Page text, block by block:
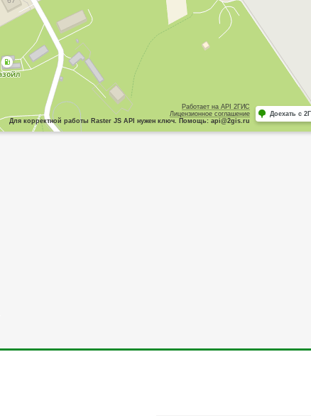
Работает на API 2ГИС
Лицензионное соглашение
Для корректной работы Raster JS API нужен ключ. Помощь: api@2gis.ru
Доехать с